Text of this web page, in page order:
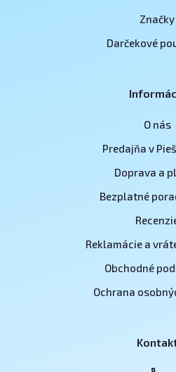
Značky
Darčekové
O nás
Predajňa v
Doprava a
Bezplatné
Reklamácie a
Obchodné
Ochrana